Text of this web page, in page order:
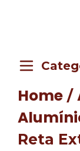
Home /
Reta